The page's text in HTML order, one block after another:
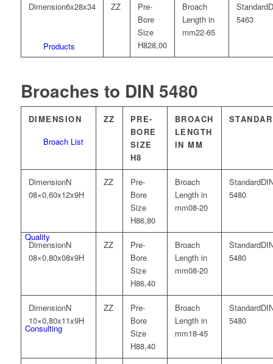
Products
Broach List
Quality
Consulting
6x28x34
28,00
22-65
5463
Broaches to DIN 5480
DIMENSION ZZ
PRE-
BORE
SIZE
H8
BROACH
LENGTH
IN MM
N
08×0,60x12x9H
6,80
08-20
5480
N
08×0,80x08x9H
6,40
08-20
5480
N
10×0,80x11x9H
8,40
18-45
5480